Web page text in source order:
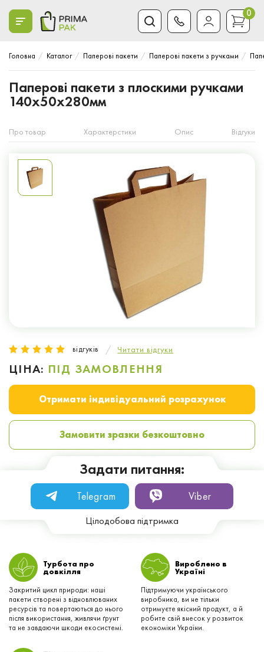
0
Головна Каталог Паперові пакети Паперові пакети з ручками
Паперові пакети з плоскими ручками
140x50x280мм
Про товар Характерстики Опис Відгуки
відгуків Читати відгуки
ЦІНА: ПІД ЗАМОВЛЕННЯ
Отримати індивідуальний розрахунок
Замовити зразки безкоштовно
Задати питання:
Telegram Viber
Цілодобова підтримка
Турбота про
довкілля
Закритий цикл природи: наші
пакети створені з відновлюваних
ресурсів та повертаються до нього
після використання, живлячи ґрунт
та не завдаючи шкоди екосистемі.
Вироблено в
Українi
Підтримуючи українського
виробника, ви не тільки
отримуєте якісний продукт, а й
робите свій внесок у розвиток
економіки України.